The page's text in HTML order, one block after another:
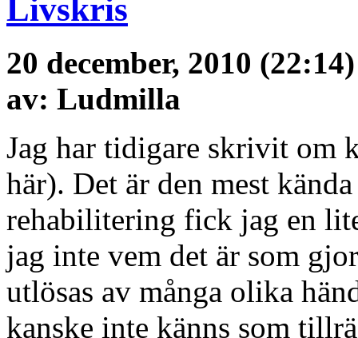
Livskris
20 december, 2010
av: Ludmilla
Jag har tidigare skrivit om
här). Det är den mest
rehabilitering fick jag en
jag inte vem det är som
utlösas av många olika
kanske inte känns som